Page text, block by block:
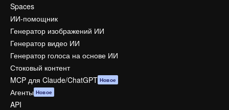
Spaces
ИИ-помощник
Генератор изображений ИИ
Генератор видео ИИ
Генератор голоса на основе ИИ
Стоковый контент
MCP для Claude/ChatGPT Новое
Агенты Новое
API